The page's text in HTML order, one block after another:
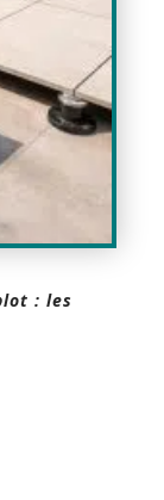
: les